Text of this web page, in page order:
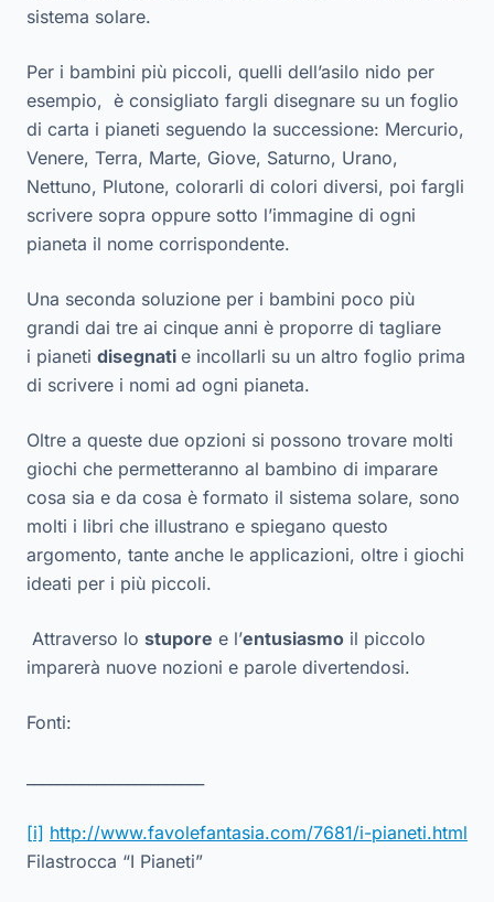
sistema solare.
Per i bambini più piccoli, quelli dell’asilo nido per
esempio, è consigliato fargli disegnare su un foglio
di carta i pianeti seguendo la successione: Mercurio,
Venere, Terra, Marte, Giove, Saturno, Urano,
Nettuno, Plutone, colorarli di colori diversi, poi fargli
scrivere sopra oppure sotto l’immagine di ogni
pianeta il nome corrispondente.
Una seconda soluzione per i bambini poco più
grandi dai tre ai cinque anni è proporre di tagliare
i pianeti disegnati e incollarli su un altro foglio prima
di scrivere i nomi ad ogni pianeta.
Oltre a queste due opzioni si possono trovare molti
giochi che permetteranno al bambino di imparare
cosa sia e da cosa è formato il sistema solare, sono
molti i libri che illustrano e spiegano questo
argomento, tante anche le applicazioni, oltre i giochi
ideati per i più piccoli.
Attraverso lo stupore e l’entusiasmo il piccolo
imparerà nuove nozioni e parole divertendosi.
Fonti:
[i] http://www.favolefantasia.com/7681/i-pianeti.html
Filastrocca “I Pianeti”